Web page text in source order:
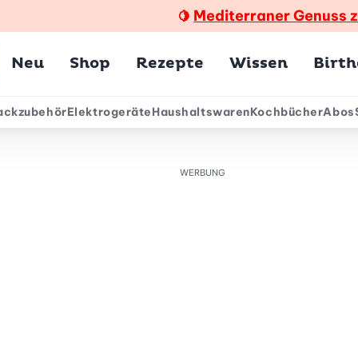
🍋 Mediterraner Genuss
Neu Shop Rezepte Wissen
ElektrogeräteHaushaltswarenKochbücherAbos
WERBUNG